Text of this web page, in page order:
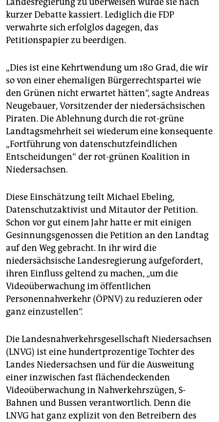
kurzer Debatte kassiert. Lediglich die FDP
verwahrte sich erfolglos dagegen, das
Petitionspapier zu beerdigen.
„Dies ist eine Kehrtwendung um 180 Grad, die wir
so von einer ehemaligen Bürgerrechtspartei wie
den Grünen nicht erwartet hätten“, sagte Andreas
Neugebauer, Vorsitzender der niedersächsischen
Piraten. Die Ablehnung durch die rot-grüne
Landtagsmehrheit sei wiederum eine konsequente
„Fortführung von datenschutzfeindlichen
Entscheidungen“ der rot-grünen Koalition in
Niedersachsen.
Diese Einschätzung teilt Michael Ebeling,
Datenschutzaktivist und Mitautor der Petition.
Schon vor gut einem Jahr hatte er mit einigen
Gesinnungsgenossen die Petition an den Landtag
auf den Weg gebracht. In ihr wird die
niedersächsische Landesregierung aufgefordert,
ihren Einfluss geltend zu machen, „um die
Videoüberwachung im öffentlichen
Personennahverkehr (ÖPNV) zu reduzieren oder
ganz einzustellen“.
Die Landesnahverkehrsgesellschaft Niedersachsen
(LNVG) ist eine hundertprozentige Tochter des
Landes Niedersachsen und für die Ausweitung
einer inzwischen fast flächendeckenden
Videoüberwachung in Nahverkehrszügen, S-
Bahnen und Bussen verantwortlich. Denn die
LNVG hat ganz explizit von den Betreibern des